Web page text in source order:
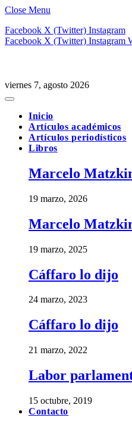
Close Menu
Facebook X (Twitter) Instagram
Facebook X (Twitter) Instagram
viernes 7, agosto 2026
Inicio
Artículos académicos
Artículos periodísticos
Libros
Marcelo
19 marzo, 2026
Marcelo
19 marzo, 2025
Cáffaro lo dijo
24 marzo, 2023
Cáffaro lo dijo
21 marzo, 2022
Labor
15 octubre, 2019
Contacto